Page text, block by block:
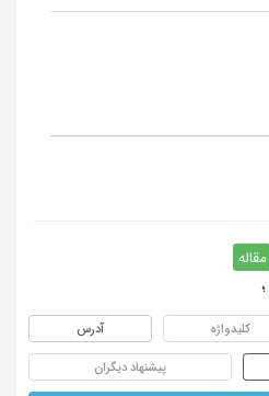
مقاله
؛
کلیدواژه آدرس
پیشنهاد دیگران